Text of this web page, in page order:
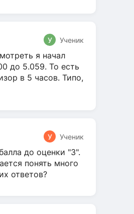
У Ученик
я начал
до 5.059. То есть
в 5 часов. Типо,
У Ученик
до оценки "3".
понять много
ответов?